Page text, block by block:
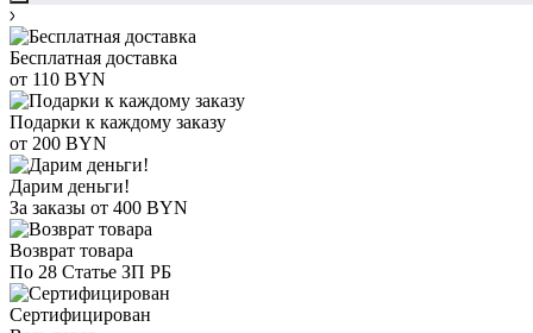
Бесплатная доставка
от 110 BYN
Подарки к каждому заказу
от 200 BYN
Дарим деньги!
За заказы от 400 BYN
Возврат товара
По 28 Статье ЗП РБ
Сертифицирован